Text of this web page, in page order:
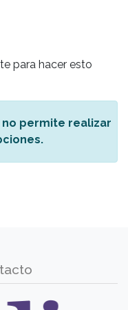
para hacer esto
permite realizar